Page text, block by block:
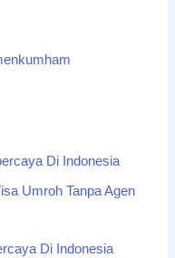
Di Indonesia
Umroh Tanpa Agen
Di Indonesia